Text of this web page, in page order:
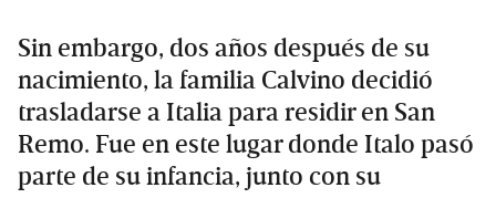
Sin embargo, dos años después de su
nacimiento, la familia Calvino decidió
trasladarse a Italia para residir en San
Remo. Fue en este lugar donde Italo pasó
parte de su infancia, junto con su